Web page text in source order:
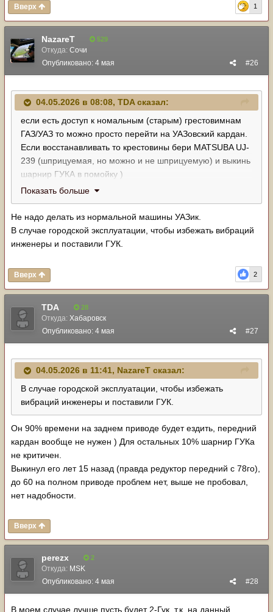
1
Вверх
NazareT 529
Откуда: Сочи
#26
Опубликовано: 4 мая
04.05.2026 в 08:08, TDAсказал:
если есть доступ к номальным (старым) грестовимнам
ГАЗ/УАЗ то можно просто перейти на УАЗовский кардан.
Если восстанавливать то крестовины бери MATSUBA UJ-
239 (шприцуемая, но можно и не шприцуемую) и выкинь
шарнир ГУКА в помойку )
В качестве донора можно глянуть в сторону заднего
кардана от 160 Хайса КЗтного ? Посмотри по длинне
Показать больше
Не надо делать из нормальной машины УАЗик.
В случае городской эксплуатации, чтобы избежать вибраций
инженеры и поставили ГУК.
2
Вверх
TDA 28
Откуда: Хабаровск
#27
Опубликовано: 4 мая
04.05.2026 в 11:41, NazareT сказал:
В случае городской эксплуатации, чтобы избежать
вибраций инженеры и поставили ГУК.
Он 90% времени на заднем приводе будет ездить, передний
кардан вообще не нужен ) Для остальных 10% шарнир ГУКа
не критичен.
Выкинул его лет 15 назад (правда редуктор передний с 78го),
до 60 на полном приводе проблем нет, выше не пробовал,
нет надобности.
Вверх
perezx 2
Откуда: MSK
#28
Опубликовано: 4 мая
В моем случае лучше пусть будет 2-Гук, т.к. на данный